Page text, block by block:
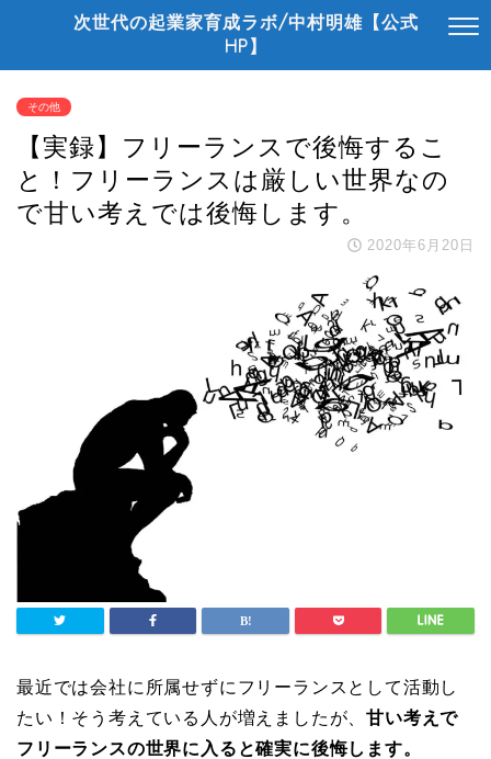
次世代の起業家育成ラボ/中村明雄【公式
HP】
その他
【実録】フリーランスで後悔するこ
と！フリーランスは厳しい世界なの
で甘い考えでは後悔します。
2020年6月20日
最近では会社に所属せずにフリーランスとして活動し
たい！そう考えている人が増えましたが、甘い考えで
フリーランスの世界に入ると確実に後悔します。